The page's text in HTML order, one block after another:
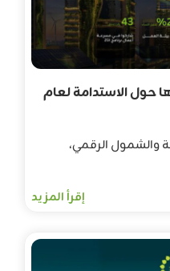
حول الاستدامة لعام
والشمول الرقمي،
إقرأ المزيد